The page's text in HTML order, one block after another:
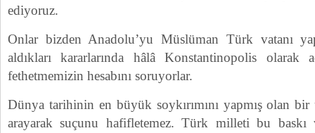
ediyoruz.
Onlar bizden Anadolu’yu Müslüman Türk vatanı
aldıkları kararlarında hâlâ Konstantinopolis olarak
fethetmemizin hesabını soruyorlar.
Dünya tarihinin en büyük soykırımını yapmış olan
arayarak suçunu hafifletemez. Türk milleti bu